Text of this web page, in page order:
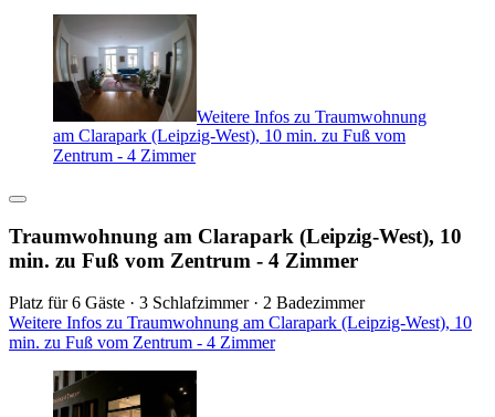
Weitere Infos zu Traumwohnung
am Clarapark (Leipzig-West), 10 min. zu Fuß vom
Zentrum - 4 Zimmer
Traumwohnung am Clarapark (Leipzig-West), 10
min. zu Fuß vom Zentrum - 4 Zimmer
Platz für 6 Gäste · 3 Schlafzimmer · 2 Badezimmer
Weitere Infos zu Traumwohnung am Clarapark (Leipzig-West), 10
min. zu Fuß vom Zentrum - 4 Zimmer